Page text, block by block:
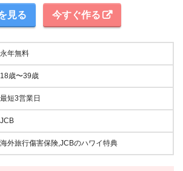
見る 今すぐ作る
永年無料
18歳〜39歳
最短3営業日
JCB
海外旅行傷害保険,JCBのハワイ特典